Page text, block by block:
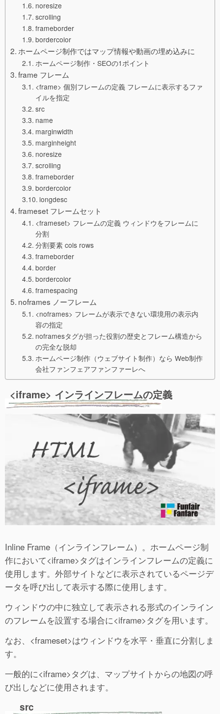
noresize
scrolling
frameborder
bordercolor
ホームページ制作ではマップ情報や動画の埋め込みに
ホームページ制作・SEOの1ポイント
frame フレーム
<frame> 個別フレームの定義 フレームに表示するファ
イルを指定
src
name
marginwidth
marginheight
noresize
scrolling
frameborder
bordercolor
longdesc
frameset フレームセット
<frameset> フレームの定義 ウィンドウをフレームに
分割
分割要素 cols rows
frameborder
border
bordercolor
framespacing
noframes ノーフレーム
<noframes> フレームが表示できない環境用の表示内
容の指定
noframesタグが担った役割の歴史とフレーム構造から
の完全な脱却
ホームページ制作（ウェブサイト制作）なら Web制作
会社ファンフェアファンファーレへ
<iframe> インラインフレームの定義
Inline Frame（インラインフレーム）。ホームページ制
作において<iframe>タグはインラインフレームの定義に
使用します。外部サイトなどに表示されているページデ
ータを呼び出して表示する際に使用します。
ウィンドウの中に独立して表示される形式のインライン
のフレームを設置する場合に<iframe>タグを用います。
なお、<frameset>はウィンドウを水平・垂直に分割しま
す。
一般的に<iframe>タグは、マップサイトからの地図の呼
び出しなどに使用されます。
src